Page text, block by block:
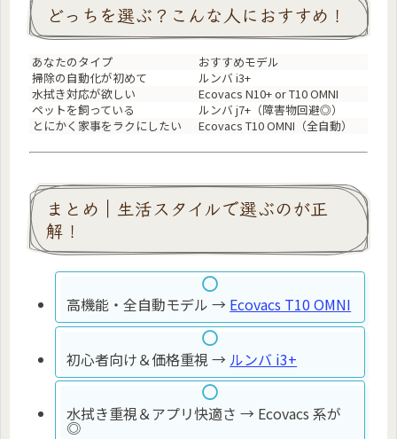
どっちを選ぶ？こんな人におすすめ！
あなたのタイプ
おすすめモデル
掃除の自動化が初めて
ルンバ i3+
水拭き対応が欲しい
Ecovacs N10+ or T10 OMNI
ペットを飼っている
ルンバ j7+（障害物回避◎）
とにかく家事をラクにしたい
Ecovacs T10 OMNI（全自動）
まとめ｜生活スタイルで選ぶのが正
解！
高機能・全自動モデル → Ecovacs T10 OMNI
初心者向け＆価格重視 → ルンバ i3+
水拭き重視＆アプリ快適さ → Ecovacs 系が
◎